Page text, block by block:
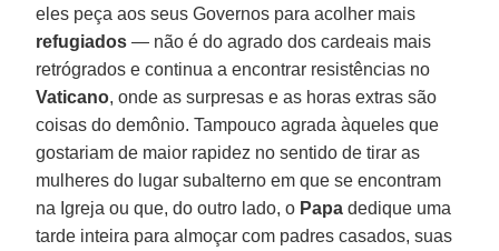
eles peça aos seus Governos para acolher mais
refugiados — não é do agrado dos cardeais mais
retrógrados e continua a encontrar resistências no
Vaticano, onde as surpresas e as horas extras são
coisas do demônio. Tampouco agrada àqueles que
gostariam de maior rapidez no sentido de tirar as
mulheres do lugar subalterno em que se encontram
na Igreja ou que, do outro lado, o Papa dedique uma
tarde inteira para almoçar com padres casados, suas